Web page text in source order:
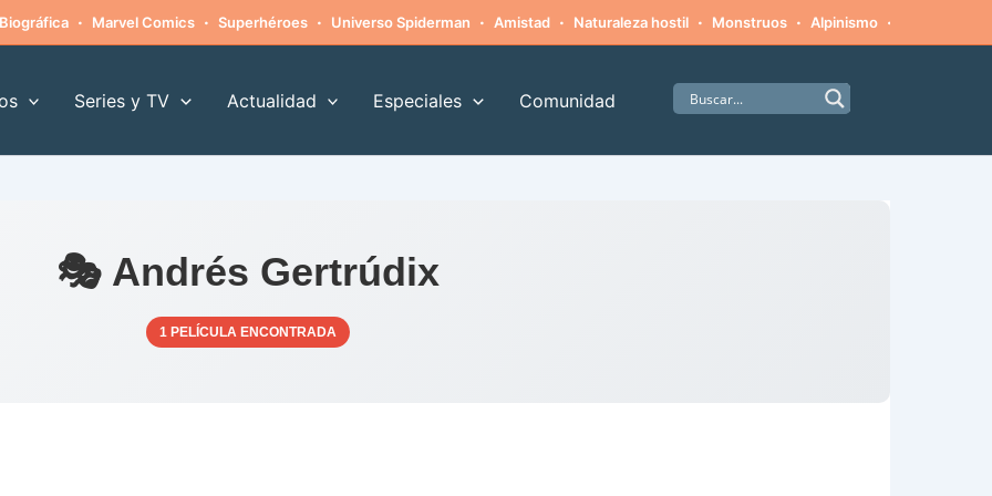
Biográfica · Marvel Comics · Superhéroes · Universo Spiderman · Amistad · Naturaleza hostil · Monstruos · Alpinismo ·
Series y TV Actualidad Especiales Comunidad
🎭 Andrés Gertrúdix
1 PELÍCULA ENCONTRADA